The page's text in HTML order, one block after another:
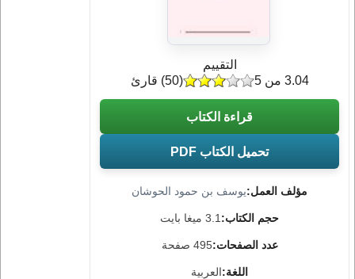
مؤلف العمل:يوسف بن حمود الحوشان
حجم الكتاب: 3.1 ميغا بايت
عدد الصفحات:495 صفحة
اللغة:العربية
التقييم
(
50) قارئ 3.04 من 5
قراءة الكتاب
تحميل الكتاب PDF